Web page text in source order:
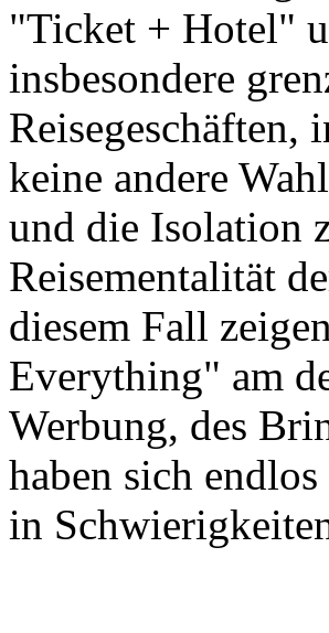
"Ticket + Hotel"
insbesondere
Reisegeschäften,
keine andere
und die Isolation
Reisementalität
diesem Fall
Everything" am
Werbung, des
haben sich
in